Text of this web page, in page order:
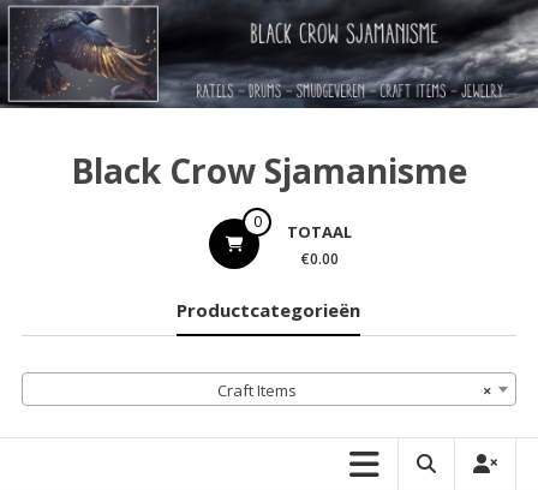
Ga
naar
de
inhoud
Black Crow Sjamanisme
0 TOTAAL
€0.00
Productcategorieën
×
Craft Items